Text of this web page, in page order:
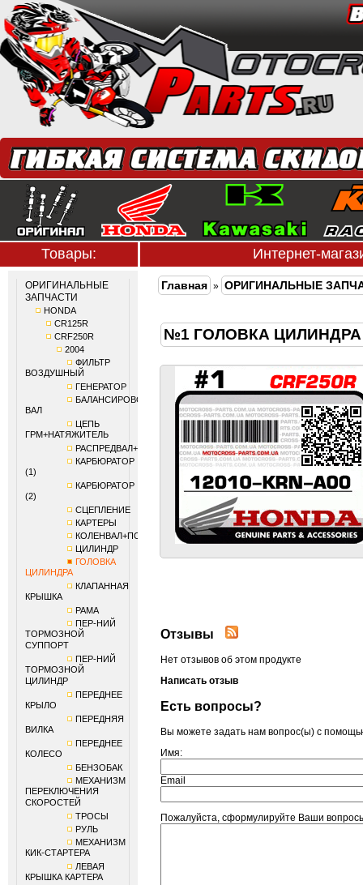
Товары: Интернет-
ОРИГИНАЛЬНЫЕ
ЗАПЧАСТИ
HONDA
CR125R
CRF250R
2004
ФИЛЬТР
ВОЗДУШНЫЙ
ГЕНЕРАТОР
БАЛАНСИРОВОЧНЫЙ
ВАЛ
ЦЕПЬ
ГРМ+НАТЯЖИТЕЛЬ
РАСПРЕДВАЛ+КЛАПАНЫ
КАРБЮРАТОР
(1)
КАРБЮРАТОР
(2)
СЦЕПЛЕНИЕ
КАРТЕРЫ
КОЛЕНВАЛ+ПОРШЕНЬ
ЦИЛИНДР
ГОЛОВКА
ЦИЛИНДРА
КЛАПАННАЯ
КРЫШКА
РАМА
ПЕР-НИЙ
ТОРМОЗНОЙ
СУППОРТ
ПЕР-НИЙ
ТОРМОЗНОЙ
ЦИЛИНДР
ПЕРЕДНЕЕ
КРЫЛО
ПЕРЕДНЯЯ
ВИЛКА
ПЕРЕДНЕЕ
КОЛЕСО
БЕНЗОБАК
МЕХАНИЗМ
ПЕРЕКЛЮЧЕНИЯ
СКОРОСТЕЙ
ТРОСЫ
РУЛЬ
МЕХАНИЗМ
КИК-СТАРТЕРА
ЛЕВАЯ
КРЫШКА КАРТЕРА
Главная » ОРИГИНАЛЬНЫЕ
№1 ГОЛОВКА ЦИЛИНДРА
Отзывы
Нет отзывов об этом продукте
Написать отзыв
Есть вопросы?
Вы можете задать нам вопрос(ы) с
Имя:
Email
Пожалуйста, сформулируйте Ваши